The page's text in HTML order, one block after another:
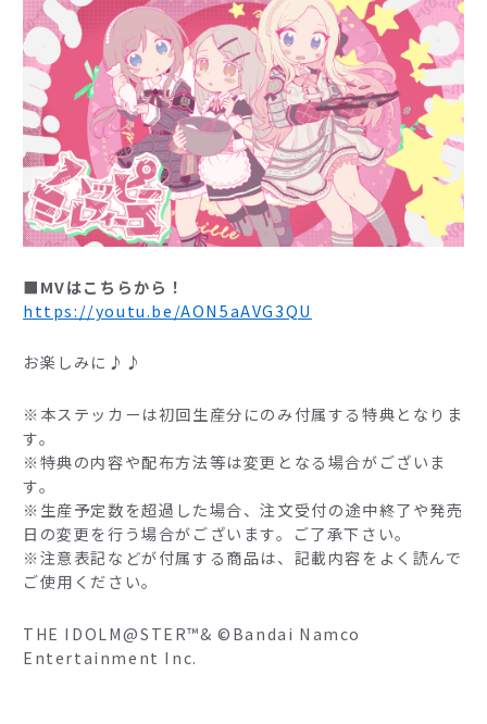
■MVはこちらから！
https://youtu.be/AON5aAVG3QU
お楽しみに♪♪
※本ステッカーは初回生産分にのみ付属する特典となりま
す。
※特典の内容や配布方法等は変更となる場合がございま
す。
※生産予定数を超過した場合、注文受付の途中終了や発売
日の変更を行う場合がございます。ご了承下さい。
※注意表記などが付属する商品は、記載内容をよく読んで
ご使用ください。
THE IDOLM@STER™& ©Bandai Namco
Entertainment Inc.